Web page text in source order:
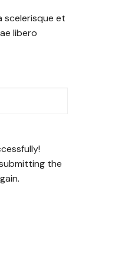
scelerisque et
libero
the